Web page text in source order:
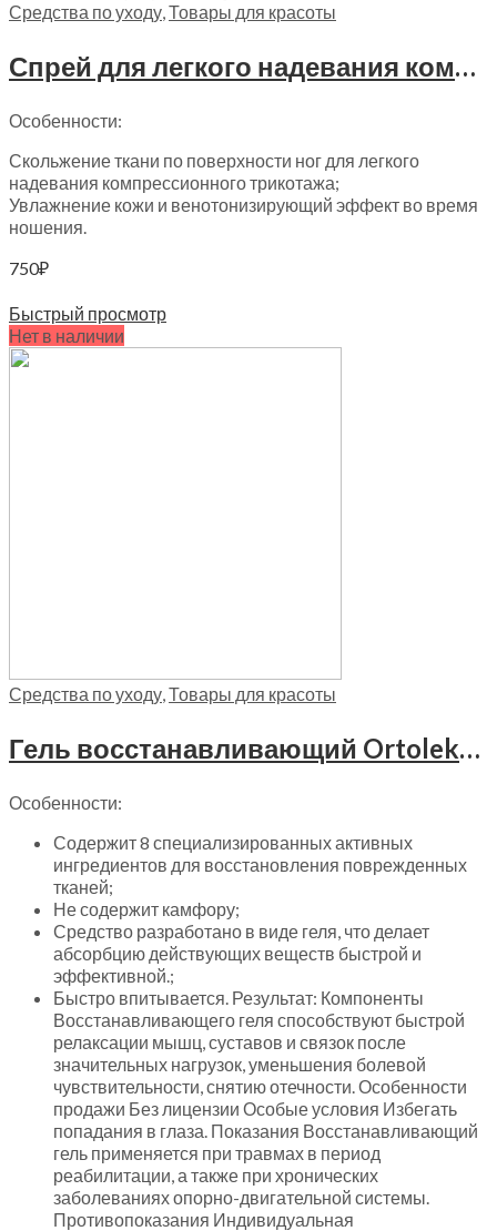
Средства по уходу,Товары для красоты
Спрей для легкого надевания компрессионного трикотажа Eliva, 10101
Особенности:
Скольжение ткани по поверхности ног для легкого
надевания компрессионного трикотажа;
Увлажнение кожи и венотонизирующий эффект во время
ношения.
750₽
Быстрый просмотр
Нет в наличии
Средства по уходу,Товары для красоты
Гель восстанавливающий Ortoleks 50 мл, 20201
Особенности:
Содержит 8 специализированных активных
ингредиентов для восстановления поврежденных
тканей;
Не содержит камфору;
Средство разработано в виде геля, что делает
абсорбцию действующих веществ быстрой и
эффективной.;
Быстро впитывается. Результат: Компоненты
Восстанавливающего геля способствуют быстрой
релаксации мышц, суставов и связок после
значительных нагрузок, уменьшения болевой
чувствительности, снятию отечности. Особенности
продажи Без лицензии Особые условия Избегать
попадания в глаза. Показания Восстанавливающий
гель применяется при травмах в период
реабилитации, а также при хронических
заболеваниях опорно-двигательной системы.
Противопоказания Индивидуальная